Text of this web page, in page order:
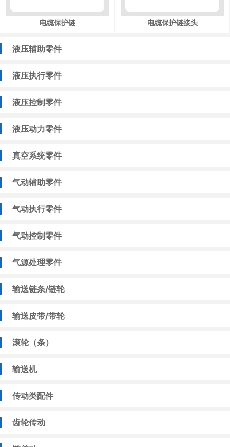
电缆保护链 电缆保护链接头
液压辅助零件
液压执行零件
液压控制零件
液压动力零件
真空系统零件
气动辅助零件
气动执行零件
气动控制零件
气源处理零件
输送链条/链轮
输送皮带/带轮
滚轮（条）
输送机
传动类配件
齿轮传动